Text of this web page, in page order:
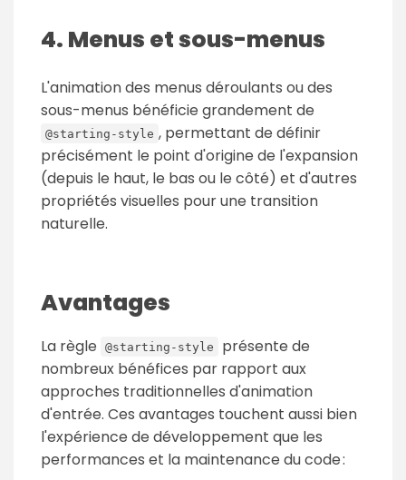
4. Menus et sous-menus
L'animation des menus déroulants ou des
sous-menus bénéficie grandement de
@starting-style , permettant de définir
précisément le point d'origine de l'expansion
(depuis le haut, le bas ou le côté) et d'autres
propriétés visuelles pour une transition
naturelle.
Avantages
La règle @starting-style
présente de
nombreux bénéfices par rapport aux
approches traditionnelles d'animation
d'entrée. Ces avantages touchent aussi bien
l'expérience de développement que les
performances et la maintenance du code :